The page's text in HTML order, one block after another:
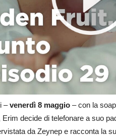
–venerdì 8 maggio – con la
decide di telefonare a suo
da Zeynep e racconta la